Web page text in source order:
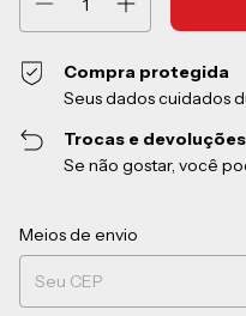
Compra protegida
Seus dados cuidados
Trocas e devoluções
Se não gostar, você
Entregas para o CEP:
Meios de envio